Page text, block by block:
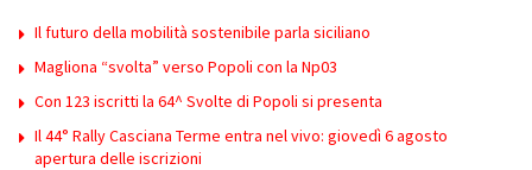
Il futuro della mobilità sostenibile parla siciliano
Magliona “svolta” verso Popoli con la Np03
Con 123 iscritti la 64^ Svolte di Popoli si presenta
Il 44° Rally Casciana Terme entra nel vivo: giovedì 6 agosto
apertura delle iscrizioni